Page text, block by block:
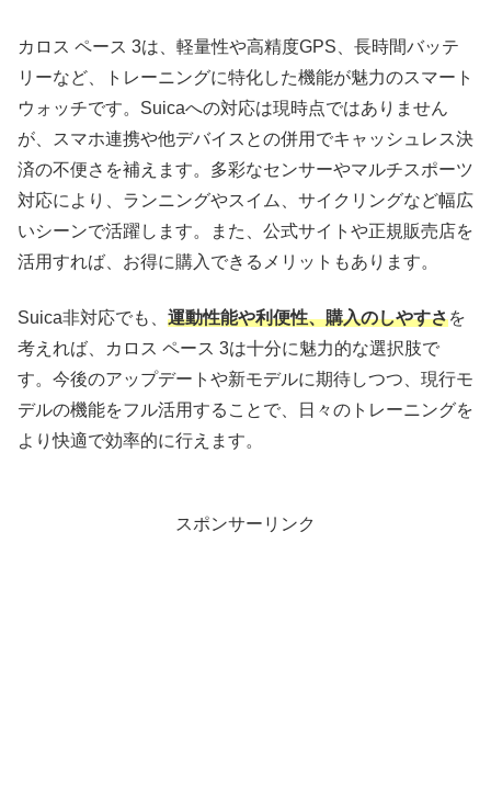
カロス ペース 3は、軽量性や高精度GPS、長時間バッテ
リーなど、トレーニングに特化した機能が魅力のスマート
ウォッチです。Suicaへの対応は現時点ではありません
が、スマホ連携や他デバイスとの併用でキャッシュレス決
済の不便さを補えます。多彩なセンサーやマルチスポーツ
対応により、ランニングやスイム、サイクリングなど幅広
いシーンで活躍します。また、公式サイトや正規販売店を
活用すれば、お得に購入できるメリットもあります。
Suica非対応でも、 運動性能や利便性、購入のしやすさを
考えれば、カロス ペース 3は十分に魅力的な選択肢で
す。今後のアップデートや新モデルに期待しつつ、現行モ
デルの機能をフル活用することで、日々のトレーニングを
より快適で効率的に行えます。
スポンサーリンク